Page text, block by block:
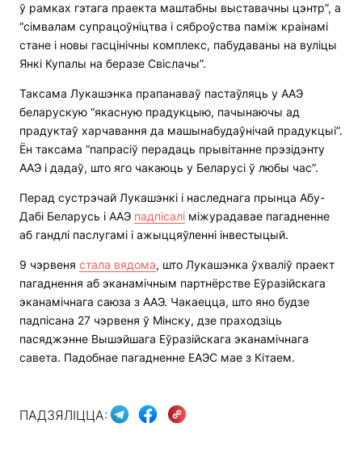
ў рамках гэтага праекта маштабны выставачны цэнтр”, а
“сімвалам супрацоўніцтва і сяброўства паміж краінамі
стане і новы гасцінічны комплекс, пабудаваны на вуліцы
Янкі Купалы на беразе Свіслачы”.
Таксама Лукашэнка прапанаваў пастаўляць у ААЭ
беларускую “якасную прадукцыю, пачынаючы ад
прадуктаў харчавання да машынабудаўнічай прадукцыі”.
Ён таксама “папрасіў перадаць прывітанне прэзідэнту
ААЭ і дадаў, што яго чакаюць у Беларусі ў любы час”.
Перад сустрэчай Лукашэнкі і наследнага прынца Абу-
Дабі Беларусь і ААЭ падпісалі міжурадавае пагадненне
аб гандлі паслугамі і ажыццяўленні інвестыцый.
9 чэрвеня стала вядома, што Лукашэнка ўхваліў праект
пагаднення аб эканамічным партнёрстве Еўразійскага
эканамічнага саюза з ААЭ. Чакаецца, што яно будзе
падпісана 27 чэрвеня ў Мінску, дзе праходзіць
пасяджэнне Вышэйшага Еўразійскага эканамічнага
савета. Падобнае пагадненне ЕАЭС мае з Кітаем.
ПАДЗЯЛІЦЦА: